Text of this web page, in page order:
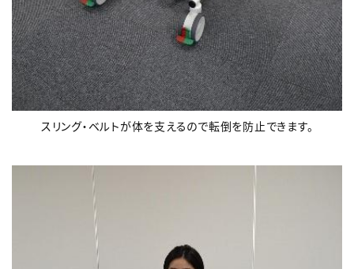
スリング・ベルトが体を支えるので転倒を防止できます。